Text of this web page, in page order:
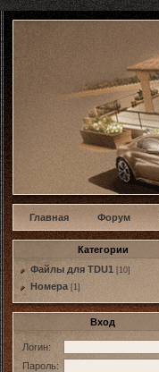
w
Главная Форум
Категории
Файлы для TDU1 [10]
Номера [1]
Вход
Логин:
Пароль: